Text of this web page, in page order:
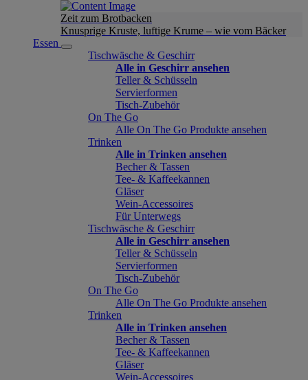
Zeit zum Brotbacken
Knusprige Kruste, luftige Krume – wie vom Bäcker
Essen
Tischwäsche & Geschirr
Alle in Geschirr ansehen
Teller & Schüsseln
Servierformen
Tisch-Zubehör
On The Go
Alle On The Go Produkte ansehen
Trinken
Alle in Trinken ansehen
Becher & Tassen
Tee- & Kaffeekannen
Gläser
Wein-Accessoires
Für Unterwegs
Tischwäsche & Geschirr
Alle in Geschirr ansehen
Teller & Schüsseln
Servierformen
Tisch-Zubehör
On The Go
Alle On The Go Produkte ansehen
Trinken
Alle in Trinken ansehen
Becher & Tassen
Tee- & Kaffeekannen
Gläser
Wein-Accessoires